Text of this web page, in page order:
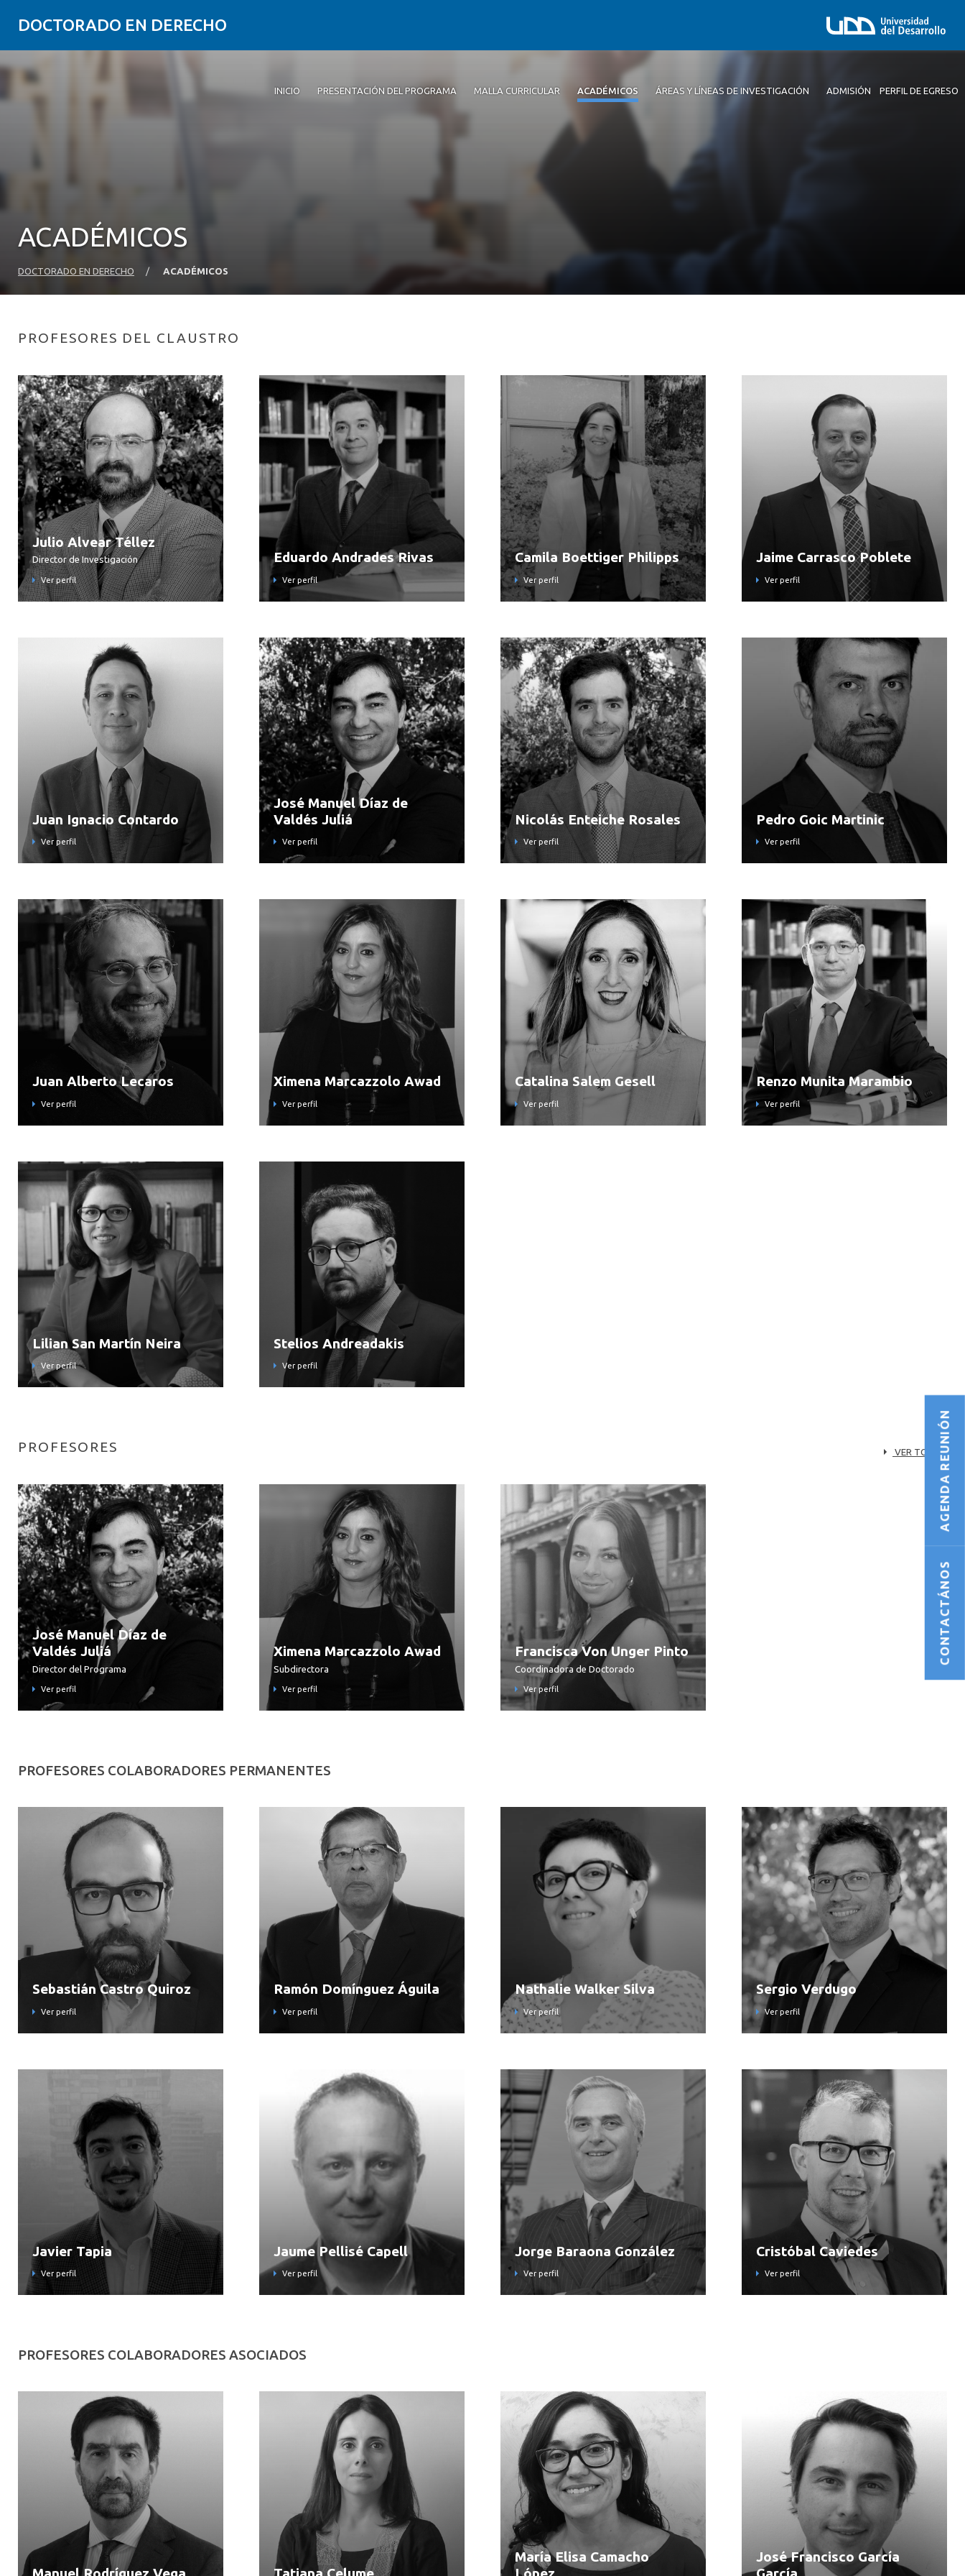
DOCTORADO EN DERECHO
INICIO PRESENTACIÓN DEL PROGRAMA MALLA CURRICULAR ACADÉMICOS ÁREAS Y LÍNEAS DE INVESTIGACIÓN ADMISIÓN PERFIL DE EGRESO
ACADÉMICOS
DOCTORADO EN DERECHO / ACADÉMICOS
PROFESORES DEL CLAUSTRO
Julio Alvear Téllez
Director de Investigación
Ver perfil
Eduardo Andrades Rivas
Ver perfil
Camila Boettiger Philipps
Ver perfil
Jaime Carrasco Poblete
Ver perfil
Juan Ignacio Contardo
Ver perfil
José Manuel Díaz de
Valdés Juliá
Ver perfil
Nicolás Enteiche Rosales
Ver perfil
Pedro Goic Martinic
Ver perfil
Juan Alberto Lecaros
Ver perfil
Ximena Marcazzolo Awad
Ver perfil
Catalina Salem Gesell
Ver perfil
Renzo Munita Marambio
Ver perfil
Lilian San Martín Neira
Ver perfil
Stelios Andreadakis
Ver perfil
PROFESORES VER TODOS
José Manuel Díaz de
Valdés Juliá
Director del Programa
Ver perfil
Ximena Marcazzolo Awad
Subdirectora
Ver perfil
Francisca Von Unger Pinto
Coordinadora de Doctorado
Ver perfil
PROFESORES COLABORADORES PERMANENTES
Sebastián Castro Quiroz
Ver perfil
Ramón Domínguez Águila
Ver perfil
Nathalie Walker Silva
Ver perfil
Sergio Verdugo
Ver perfil
Javier Tapia
Ver perfil
Jaume Pellisé Capell
Ver perfil
Jorge Baraona González
Ver perfil
Cristóbal Caviedes
Ver perfil
PROFESORES COLABORADORES ASOCIADOS
María Elisa Camacho
José Francisco García
CONTACTÁNOS
AGENDA REUNIÓN